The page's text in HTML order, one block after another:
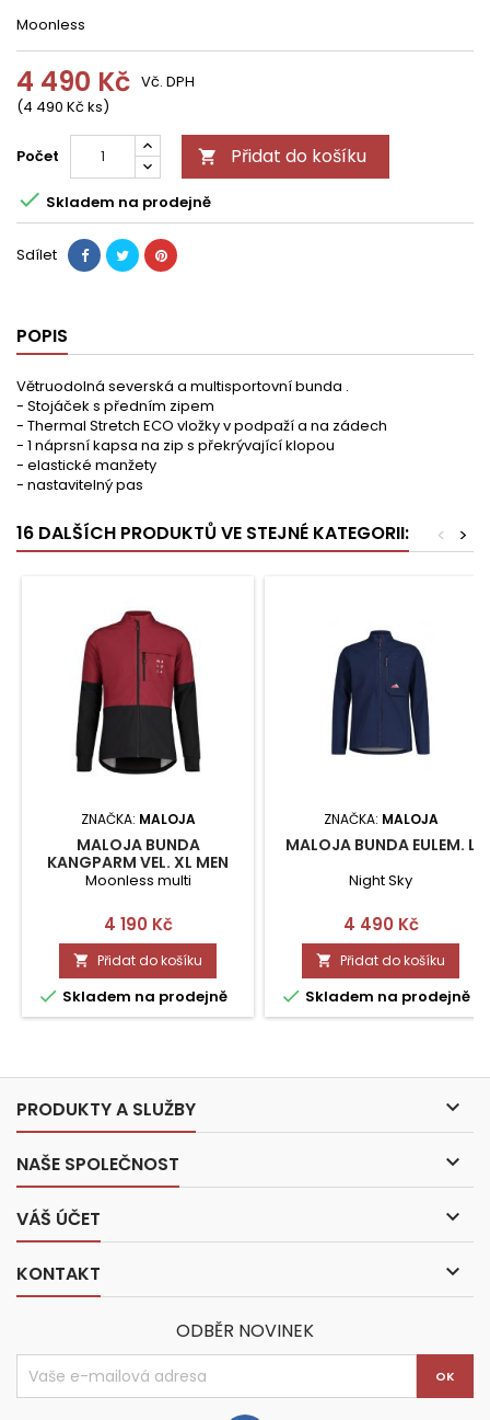
Moonless
4 490 Kč
(4 490 Kč ks)
Vč. DPH
Počet  Přidat do košíku
 Skladem na prodejně
Sdílet
POPIS
Větruodolná severská a multisportovní bunda .
- Stojáček s předním zipem
- Thermal Stretch ECO vložky v podpaží a na zádech
- 1 náprsní kapsa na zip s překrývající klopou
- elastické manžety
- nastavitelný pas
16 DALŠÍCH PRODUKTŮ VE STEJNÉ KATEGORII: >
<
ZNAČKA: MALOJA
MALOJA BUNDA
KANGPARM VEL. XL MEN
ACTIVEWEAR
Moonless multi
Cena
4 190 Kč
 Přidat do košíku
 Skladem na prodejně
ZNAČKA: MALOJA
MALOJA BUNDA EULEM. L
Night Sky
Cena
4 490 Kč
 Přidat do košíku
 Skladem na prodejně
PRODUKTY A SLUŽBY 
NAŠE SPOLEČNOST 
VÁŠ ÚČET 
KONTAKT 
ODBĚR NOVINEK